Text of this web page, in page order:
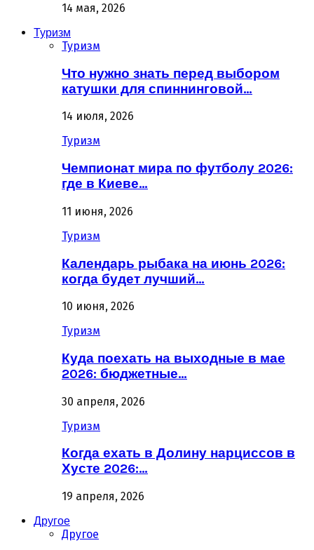
14 мая, 2026
Туризм
Туризм
Что нужно знать перед выбором
катушки для спиннинговой…
14 июля, 2026
Туризм
Чемпионат мира по футболу 2026:
где в Киеве…
11 июня, 2026
Туризм
Календарь рыбака на июнь 2026:
когда будет лучший…
10 июня, 2026
Туризм
Куда поехать на выходные в мае
2026: бюджетные…
30 апреля, 2026
Туризм
Когда ехать в Долину нарциссов в
Хусте 2026:…
19 апреля, 2026
Другое
Другое